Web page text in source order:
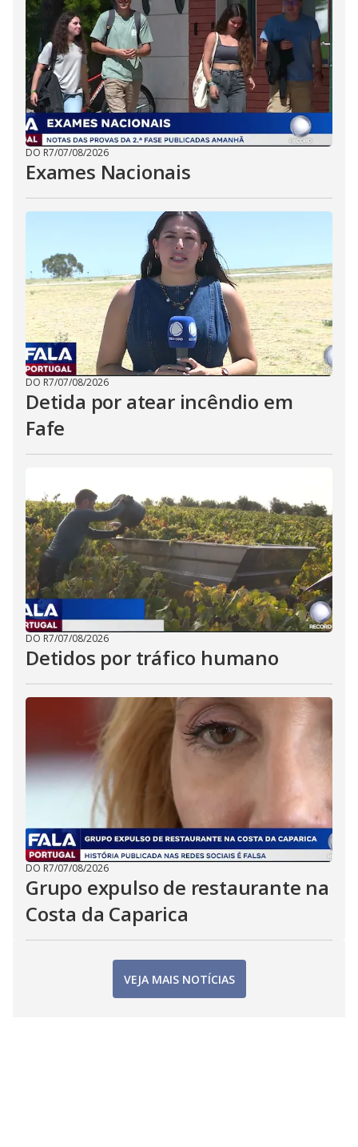
DO R7/07/08/2026
Exames Nacionais
DO R7/07/08/2026
Detida por atear incêndio em
Fafe
DO R7/07/08/2026
Detidos por tráfico humano
DO R7/07/08/2026
Grupo expulso de restaurante na
Costa da Caparica
VEJA MAIS NOTÍCIAS